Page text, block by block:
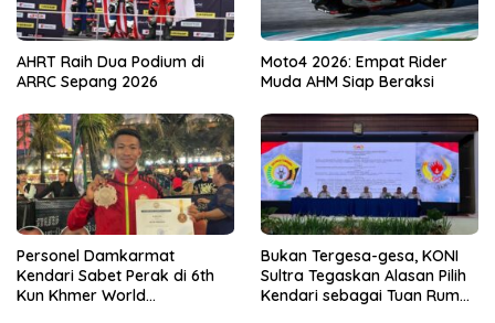
AHRT Raih Dua Podium di
ARRC Sepang 2026
Moto4 2026: Empat Rider
Muda AHM Siap Beraksi
Personel Damkarmat
Kendari Sabet Perak di 6th
Kun Khmer World
Bukan Tergesa-gesa, KONI
Sultra Tegaskan Alasan Pilih
Kendari sebagai Tuan Rumah